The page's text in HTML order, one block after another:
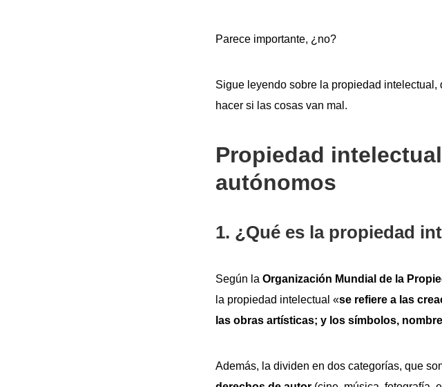
Parece importante, ¿no?
Sigue leyendo sobre la propiedad
hacer si las cosas van mal.
Propiedad
autónomos
1. ¿Qué es la propiedad
Según la Organización Mundial de la
la propiedad intelectual «se refiere a las
las obras artísticas; y los símbolos,
Además, la dividen en dos categorías, que